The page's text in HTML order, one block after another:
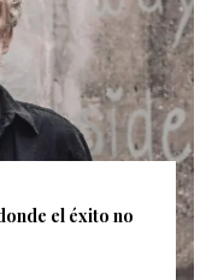
el éxito no